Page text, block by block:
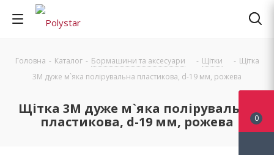
Головна - Каталог - Бормашини та аксесуари - Щітки - Щітка
3М дуже м`яка полірувальна пластикова, d-19 мм, рожева
Щітка 3М дуже м`яка полірувальна
пластикова, d-19 мм, рожева
0